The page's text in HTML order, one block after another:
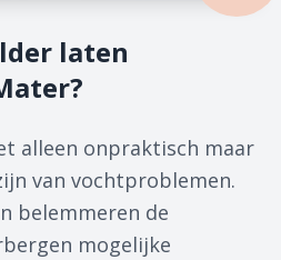
laten
alleen onpraktisch maar
van vochtproblemen.
belemmeren de
mogelijke